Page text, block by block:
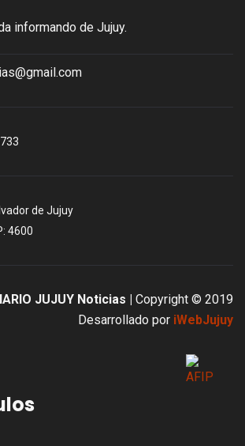
informando de Jujuy.
de Jujuy
4600
JUJUY Noticias | Copyright © 2019
Desarrollado por iWebJujuy